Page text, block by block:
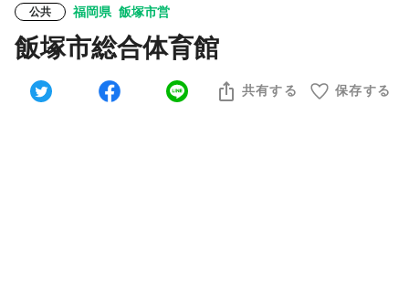
公共 福岡県 飯塚市営
飯塚市総合体育館
共有する 保存する